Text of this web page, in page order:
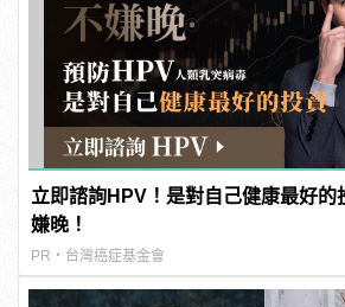
立即諮詢HPV！是對自己健康最好的
嫌晚！
PR・台灣癌症基金會